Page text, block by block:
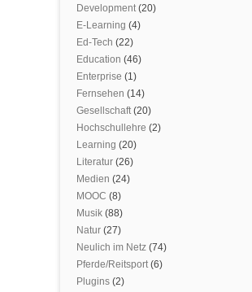
Development(20)
E-Learning (4)
Ed-Tech (22)
Education (46)
Enterprise (1)
Fernsehen (14)
Gesellschaft(20)
Hochschullehre (2)
Learning (20)
Literatur (26)
Medien (24)
MOOC (8)
Musik (88)
Natur (27)
Neulich im Netz (74)
Pferde/Reitsport(6)
Plugins (2)